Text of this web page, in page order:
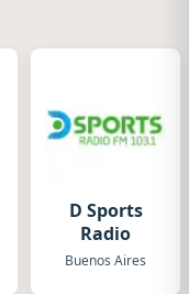
D Sports
Radio
Buenos Aires